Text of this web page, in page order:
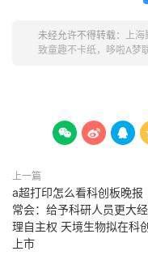
未经允许不得转载： 上海
致童趣不卡纸，哆啦A梦
  
上一篇
a超打印怎么看科创板晚报
常会：给予科研人员更大
理自主权 天境生物拟在科
上市